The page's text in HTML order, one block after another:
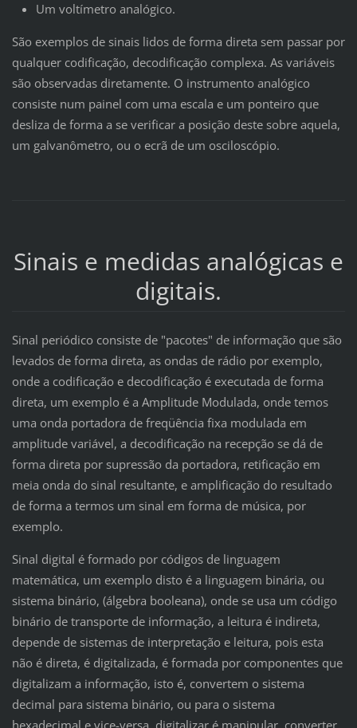
Um voltímetro analógico.
São exemplos de sinais lidos de forma direta sem passar por
qualquer codificação, decodificação complexa. As variáveis
são observadas diretamente. O instrumento analógico
consiste num painel com uma escala e um ponteiro que
desliza de forma a se verificar a posição deste sobre aquela,
um galvanômetro, ou o ecrã de um osciloscópio.
Sinais e medidas analógicas e
digitais.
Sinal periódico consiste de "pacotes" de informação que são
levados de forma direta, as ondas de rádio por exemplo,
onde a codificação e decodificação é executada de forma
direta, um exemplo é a Amplitude Modulada, onde temos
uma onda portadora de freqüência fixa modulada em
amplitude variável, a decodificação na recepção se dá de
forma direta por supressão da portadora, retificação em
meia onda do sinal resultante, e amplificação do resultado
de forma a termos um sinal em forma de música, por
exemplo.
Sinal digital é formado por códigos de linguagem
matemática, um exemplo disto é a linguagem binária, ou
sistema binário, (álgebra booleana), onde se usa um código
binário de transporte de informação, a leitura é indireta,
depende de sistemas de interpretação e leitura, pois esta
não é direta, é digitalizada, é formada por componentes que
digitalizam a informação, isto é, convertem o sistema
decimal para sistema binário, ou para o sistema